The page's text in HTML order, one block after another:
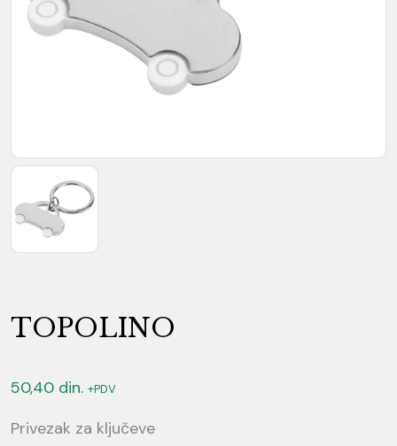
TOPOLINO
50,40 din. +PDV
Privezak za ključeve